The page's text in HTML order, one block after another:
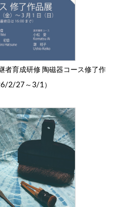
者育成研修 陶磁器コース修了作
2/27 ～ 3/1 ）